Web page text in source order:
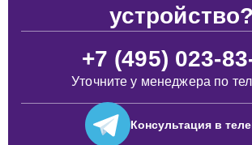
устройство?
+7 (495) 023-
Уточните у менеджера по
Консультация в